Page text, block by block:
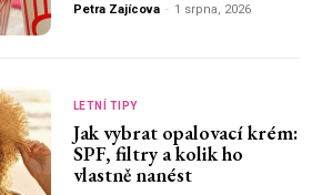
Petra Zajícova - 1 srpna, 2026
LETNÍ TIPY
Jak vybrat opalovací krém:
SPF, filtry a kolik ho
vlastně nanést